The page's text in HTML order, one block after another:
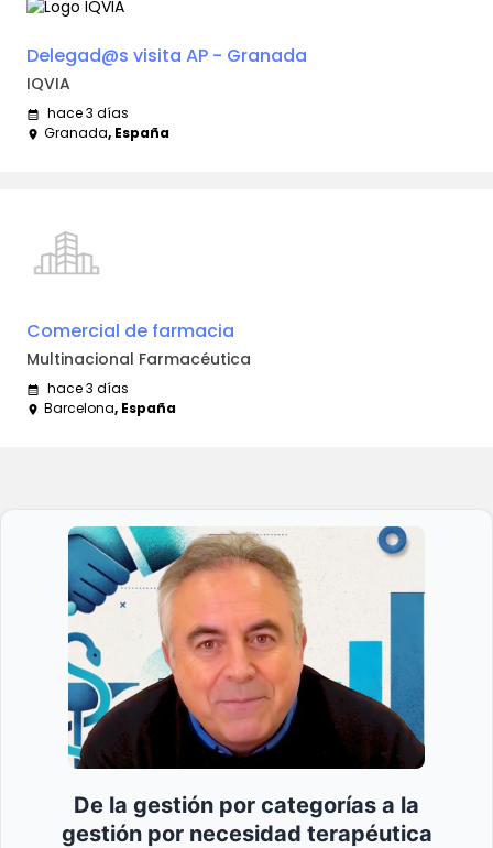
Delegad@s visita AP - Granada
IQVIA
calendar_month hace 3 días
place Granada, España
Comercial de farmacia
Multinacional Farmacéutica
calendar_month hace 3 días
place Barcelona, España
De la gestión por categorías a la
gestión por necesidad terapéutica